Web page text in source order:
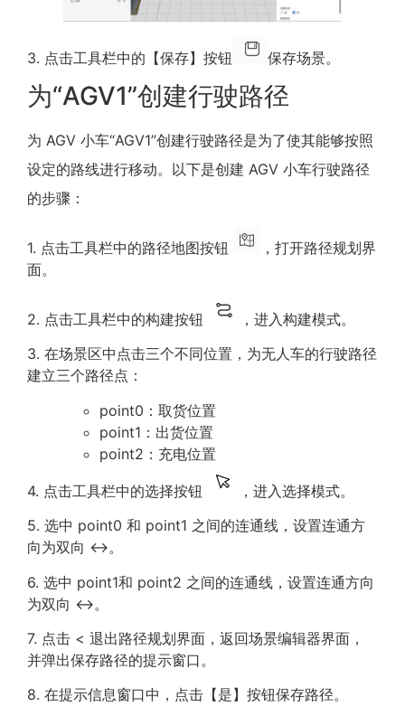
3. 点击工具栏中的【保存】按钮 保存场景。
为“AGV1”创建行驶路径
为 AGV 小车“AGV1”创建行驶路径是为了使其能够按照
设定的路线进行移动。以下是创建 AGV 小车行驶路径
的步骤：
1. 点击工具栏中的路径地图按钮
，打开路径规划界
面。
2. 点击工具栏中的构建按钮
，进入构建模式。
3. 在场景区中点击三个不同位置，为无人车的行驶路径
建立三个路径点：
point0：取货位置
point1：出货位置
point2：充电位置
4. 点击工具栏中的选择按钮
，进入选择模式。
5. 选中 point0 和 point1 之间的连通线，设置连通方
向为双向 ↔。
6. 选中 point1和 point2 之间的连通线，设置连通方向
为双向 ↔。
7. 点击 < 退出路径规划界面，返回场景编辑器界面，
并弹出保存路径的提示窗口。
8. 在提示信息窗口中，点击【是】按钮保存路径。